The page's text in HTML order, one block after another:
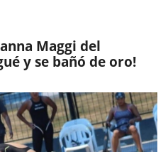
Maggi del
y se bañó de oro!